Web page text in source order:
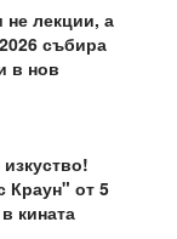
не лекции, а
събира
в нов
Краун" от 5
кината